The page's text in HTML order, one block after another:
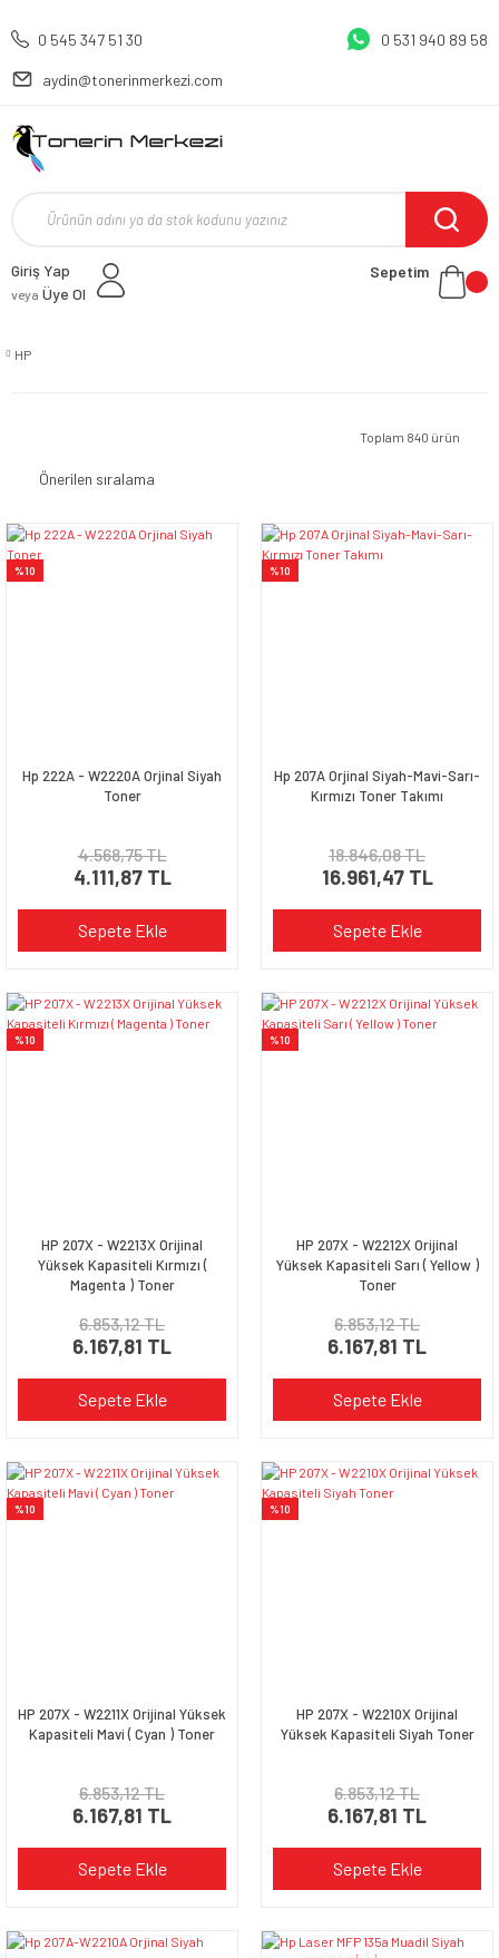
0 545 347 51 30 0 531 940 89 58
aydin@tonerinmerkezi.com
Giriş Yap
veya Üye Ol
Sepetim
HP
Toplam 840 ürün
%10
Hp 222A - W2220A Orjinal Siyah
Toner
4.568,75 TL
4.111,87 TL
Sepete Ekle
%10
Hp 207A Orjinal Siyah-Mavi-Sarı-
Kırmızı Toner Takımı
18.846,08 TL
16.961,47 TL
Sepete Ekle
%10
HP 207X - W2213X Orijinal
Yüksek Kapasiteli Kırmızı (
Magenta ) Toner
6.853,12 TL
6.167,81 TL
Sepete Ekle
%10
HP 207X - W2212X Orijinal
Yüksek Kapasiteli Sarı ( Yellow )
Toner
6.853,12 TL
6.167,81 TL
Sepete Ekle
%10
HP 207X - W2211X Orijinal Yüksek
Kapasiteli Mavi ( Cyan ) Toner
6.853,12 TL
6.167,81 TL
Sepete Ekle
%10
HP 207X - W2210X Orijinal
Yüksek Kapasiteli Siyah Toner
6.853,12 TL
6.167,81 TL
Sepete Ekle